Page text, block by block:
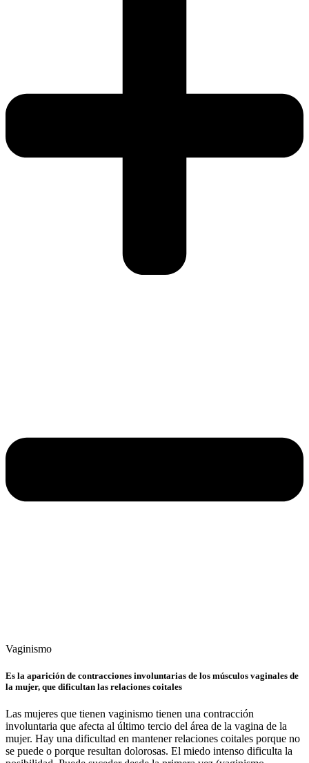
Vaginismo
Es la aparición de contracciones involuntarias de los músculos vaginales de
la mujer, que dificultan las relaciones coitales
Las mujeres que tienen vaginismo tienen una contracción
involuntaria que afecta al último tercio del área de la vagina de la
mujer. Hay una dificultad en mantener relaciones coitales porque no
se puede o porque resultan dolorosas. El miedo intenso dificulta la